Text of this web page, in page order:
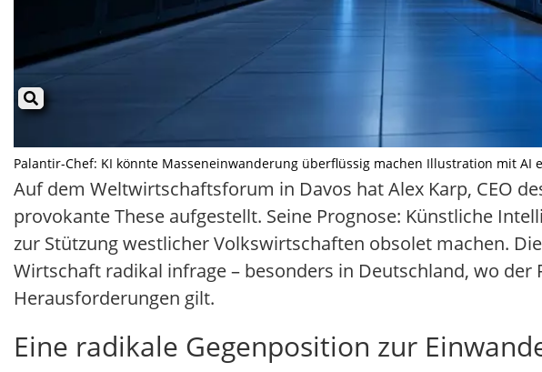
Palantir-Chef: KI könnte Masseneinwanderung überflüssig machen Illustration mit
Auf dem Weltwirtschaftsforum in Davos hat Alex Karp, CEO
provokante These aufgestellt. Seine Prognose: Künstliche
zur Stützung westlicher Volkswirtschaften obsolet machen.
Wirtschaft radikal infrage – besonders in Deutschland, wo der
Herausforderungen gilt.
Eine radikale Gegenposition zur